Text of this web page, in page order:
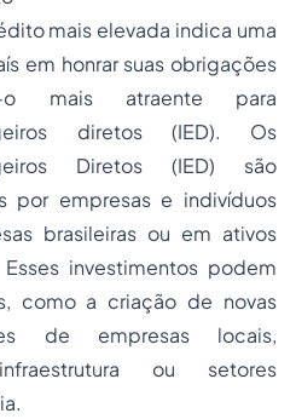
mais elevada indica uma
em honrar suas obrigações
o mais atraente para
diretos (IED). Os
Diretos (IED) são
por empresas e indivíduos
brasileiras ou em ativos
investimentos podem
como a criação de novas
de empresas locais,
ou setores